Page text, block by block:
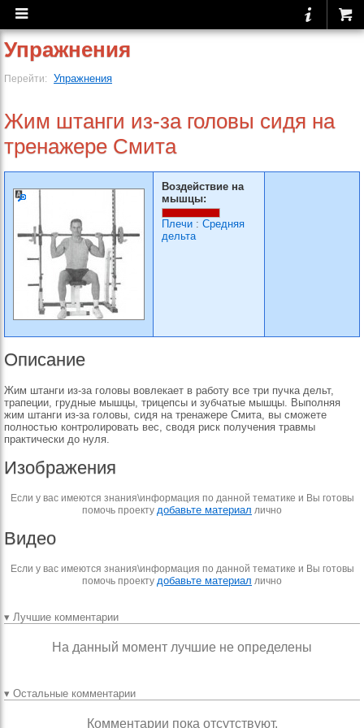
Упражнения
Перейти: Упражнения
Жим штанги из-за головы сидя на
тренажере Смита
Воздействие на
мышцы:
Плечи : Средняя
дельта
Описание
Жим штанги из-за головы вовлекает в работу все три пучка дельт,
трапеции, грудные мышцы, трицепсы и зубчатые мышцы. Выполняя
жим штанги из-за головы, сидя на тренажере Смита, вы сможете
полностью контролировать вес, сводя риск получения травмы
практически до нуля.
Изображения
Если у вас имеются знания\информация по данной тематике и Вы готовы
помочь проекту добавьте материал лично
Видео
Если у вас имеются знания\информация по данной тематике и Вы готовы
помочь проекту добавьте материал лично
▾ Лучшие комментарии
На данный момент лучшие не определены
▾ Остальные комментарии
Комментарии пока отсутствуют.